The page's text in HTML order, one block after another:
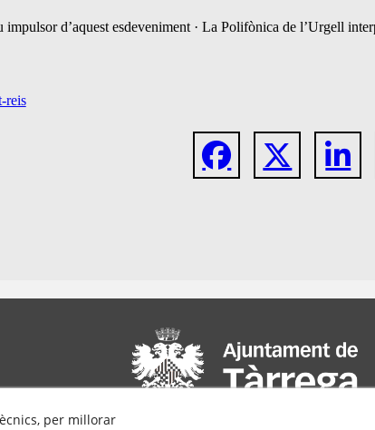
d’aquest esdeveniment · La Polifònica de l’Urgell
reis
per millorar